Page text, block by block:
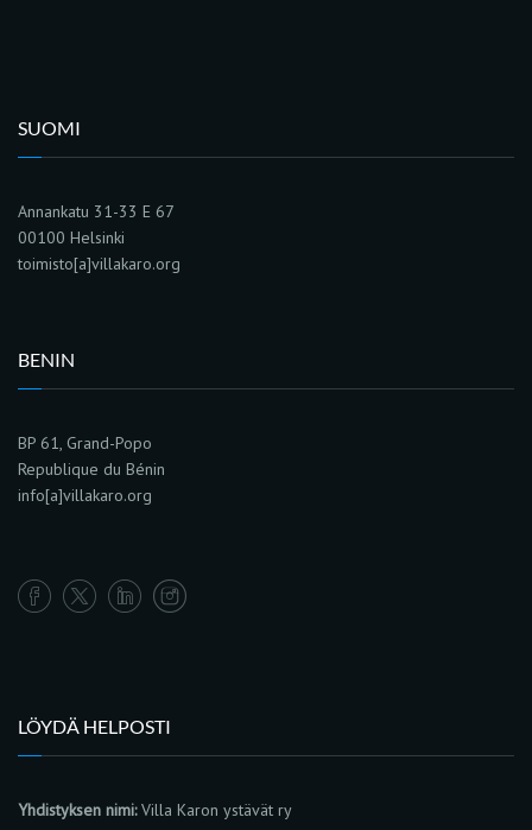
SUOMI
Annankatu 31-33 E 67
00100 Helsinki
toimisto[a]villakaro.org
BENIN
BP 61, Grand-Popo
Republique du Bénin
info[a]villakaro.org
LÖYDÄ HELPOSTI
Yhdistyksen nimi:Villa Karon ystävät ry